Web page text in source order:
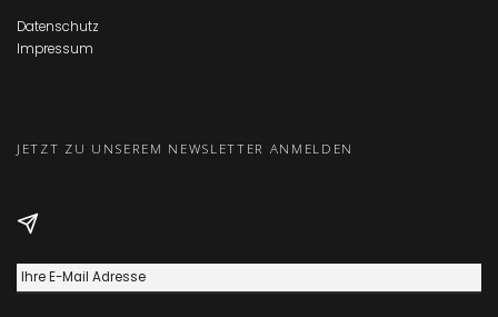
Datenschutz
Impressum
JETZT ZU UNSEREM NEWSLETTER ANMELDEN